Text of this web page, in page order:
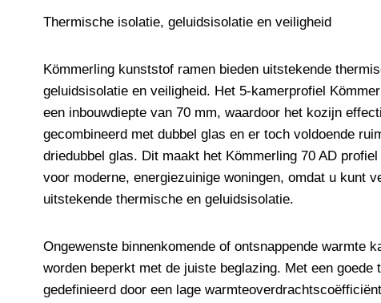
Thermische isolatie, geluidsisolatie en veiligheid
Kömmerling kunststof ramen bieden uitstekende
geluidsisolatie en veiligheid. Het 5-kamerprofiel
een inbouwdiepte van 70 mm, waardoor het kozijn
gecombineerd met dubbel glas en er toch voldoende
driedubbel glas. Dit maakt het Kömmerling 70 AD
voor moderne, energiezuinige woningen, omdat u kunt
uitstekende thermische en geluidsisolatie.
Ongewenste binnenkomende of ontsnappende warmte
worden beperkt met de juiste beglazing. Met een goede
gedefinieerd door een lage